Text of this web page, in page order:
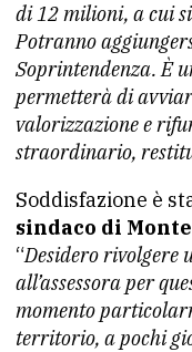
di 12 milioni, a cui
Potranno
Soprintendenza. È
permetterà di
valorizzazione e
straordinario,
Soddisfazione è
sindaco di
“Desidero rivolgere
all’assessora per
momento
territorio, a pochi